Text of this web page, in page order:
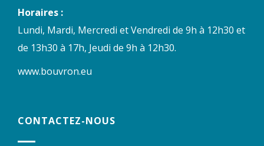
Horaires :
Lundi, Mardi, Mercredi et Vendredi de 9h à 12h30 et
de 13h30 à 17h, Jeudi de 9h à 12h30.
www.bouvron.eu
CONTACTEZ-NOUS